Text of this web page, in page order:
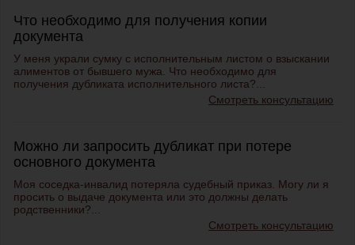
Что необходимо для получения копии
документа
У меня украли сумку с исполнительным листом о взыскании
алиментов от бывшего мужа. Что необходимо для
получения дубликата исполнительного листа?...
Смотреть консультацию
Можно ли запросить дубликат при потере
основного документа
Моя соседка-инвалид потеряла судебный приказ. Могу ли я
просить о выдаче документа или это должны делать
родственники?...
Смотреть консультацию